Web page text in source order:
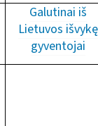
Galutinai iš
Lietuvos išvykę
gyventojai